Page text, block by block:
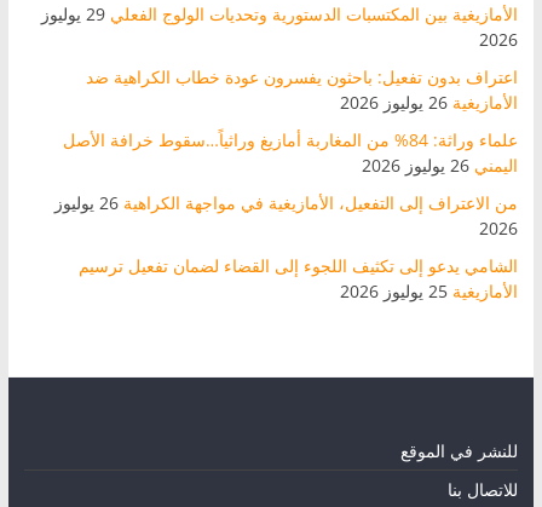
الأمازيغية بين المكتسبات الدستورية وتحديات الولوج الفعلي
29 يوليوز
2026
اعتراف بدون تفعيل: باحثون يفسرون عودة خطاب الكراهية ضد
الأمازيغية 26 يوليوز 2026
علماء وراثة: 84% من المغاربة أمازيغ وراثياً…سقوط خرافة الأصل
اليمني 26 يوليوز 2026
من الاعتراف إلى التفعيل، الأمازيغية في مواجهة الكراهية
26 يوليوز
2026
الشامي يدعو إلى تكثيف اللجوء إلى القضاء لضمان تفعيل ترسيم
الأمازيغية 25 يوليوز 2026
للنشر في الموقع
للاتصال بنا